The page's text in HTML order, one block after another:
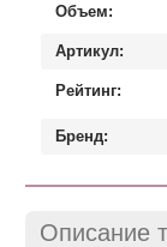
Объем:
Артикул:
Рейтинг:
Бренд:
Описание